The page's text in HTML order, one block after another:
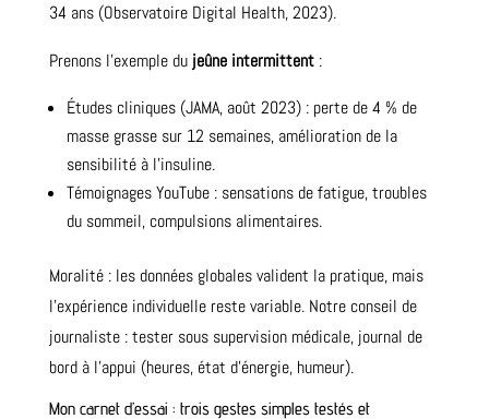
34 ans (Observatoire Digital Health, 2023).
Prenons l’exemple du jeûne intermittent:
Études cliniques (JAMA, août 2023) : perte de 4 % de
masse grasse sur 12 semaines, amélioration de la
sensibilité à l’insuline.
Témoignages YouTube : sensations de fatigue, troubles
du sommeil, compulsions alimentaires.
Moralité : les données globales valident la pratique, mais
l’expérience individuelle reste variable. Notre conseil de
journaliste : tester sous supervision médicale, journal de
bord à l’appui (heures, état d’énergie, humeur).
Mon carnet d’essai : trois gestes simples testés et